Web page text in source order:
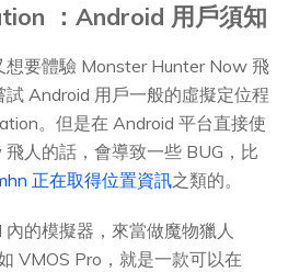
：Android 用戶須知
想要體驗 Monster Hunter Now 飛
Android 用戶一般的虛擬定位程
。但是在 Android 平台直接使
人的話，會導致一些 BUG，比
正在取得位置資訊之類的。
的模擬器，來當做魔物獵人
VMOS Pro，就是一款可以在